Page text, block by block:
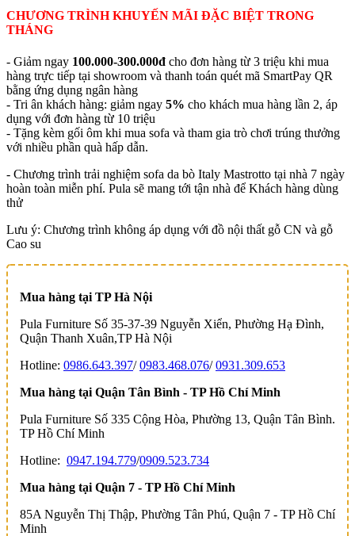
CHƯƠNG TRÌNH KHUYẾN MÃI ĐẶC BIỆT TRONG
THÁNG
- Giảm ngay 100.000-300.000đ cho đơn hàng từ 3 triệu khi mua
hàng trực tiếp tại showroom và thanh toán quét mã SmartPay QR
bằng ứng dụng ngân hàng
- Tri ân khách hàng: giảm ngay 5% cho khách mua hàng lần 2, áp
dụng với đơn hàng từ 10 triệu
- Tặng kèm gối ôm khi mua sofa và tham gia trò chơi trúng thưởng
với nhiều phần quà hấp dẫn.
- Chương trình trải nghiệm sofa da bò Italy Mastrotto tại nhà 7 ngày
hoàn toàn miễn phí. Pula sẽ mang tới tận nhà để Khách hàng dùng
thử
Lưu ý: Chương trình không áp dụng với đồ nội thất gỗ CN và gỗ
Cao su
Mua hàng tại TP Hà Nội
Pula Furniture Số 35-37-39 Nguyễn Xiển, Phường Hạ Đình,
Quận Thanh Xuân,TP Hà Nội
Hotline: 0986.643.397/0983.468.076/0931.309.653
Mua hàng tại Quận Tân Bình - TP Hồ Chí Minh
Pula Furniture Số 335 Cộng Hòa, Phường 13, Quận Tân Bình.
TP Hồ Chí Minh
Hotline: 0947.194.779/0909.523.734
Mua hàng tại Quận 7 - TP Hồ Chí Minh
85A Nguyễn Thị Thập, Phường Tân Phú, Quận 7 - TP Hồ Chí
Minh